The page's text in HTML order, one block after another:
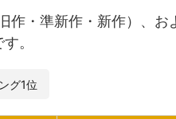
作・準新作・新作）、
。
グ1位